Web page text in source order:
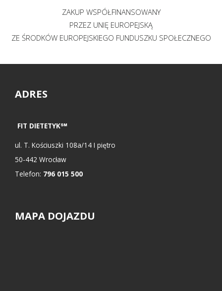
ZAKUP WSPÓŁFINANSOWANY
PRZEZ UNIĘ EUROPEJSKĄ
ZE ŚRODKÓW EUROPEJSKIEGO FUNDUSZKU SPOŁECZNEGO
ADRES
FIT DIETETYK℠
ul. T. Kościuszki 108a/14 I piętro
50-442 Wrocław
Telefon: 796 015 500
MAPA DOJAZDU